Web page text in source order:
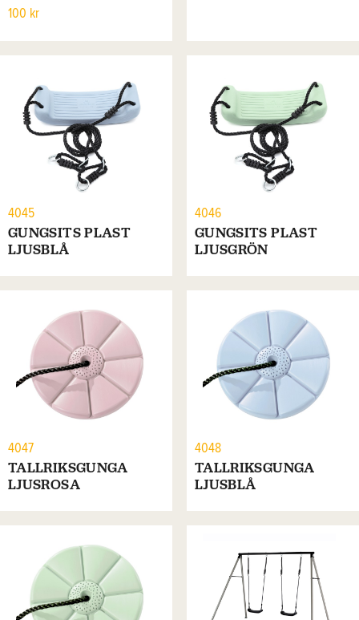
100 kr
4045
GUNGSITS PLAST
LJUSBLÅ
4046
GUNGSITS PLAST
LJUSGRÖN
4047
TALLRIKSGUNGA
LJUSROSA
4048
TALLRIKSGUNGA
LJUSBLÅ